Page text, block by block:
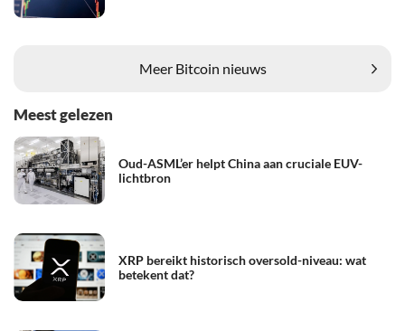
Meer Bitcoin nieuws
Meest gelezen
Oud-ASML’er helpt China aan cruciale EUV-
lichtbron
XRP bereikt historisch oversold-niveau: wat
betekent dat?